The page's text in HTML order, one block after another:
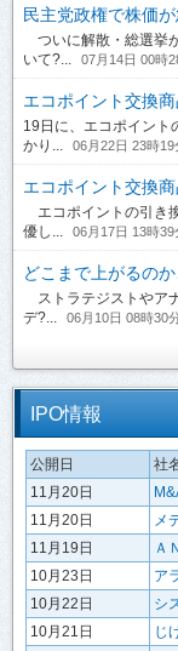
民主党政権で株価
ついに解散・総選挙
いて?...
07月14日 00時
エコポイント交換
19日に、エコポイント
かり...
06月22日 23時19
エコポイント交換
エコポイントの引き
優し...
06月17日 13時39
どこまで上がるの
ストラテジストやア
デ?...
06月10日 08時30
IPO情報
公開日 社
11月20日
11月20日
メ
11月19日
Ａ
10月23日
ア
10月22日
シ
10月21日
じ